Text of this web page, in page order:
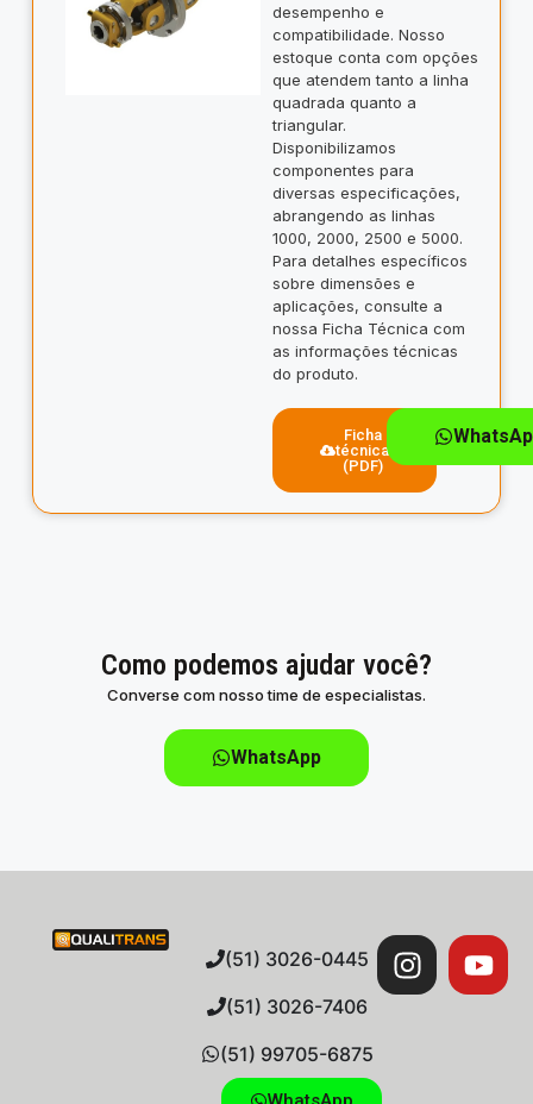
desempenho e
compatibilidade. Nosso
estoque conta com opções
que atendem tanto a linha
quadrada quanto a
triangular.
Disponibilizamos
componentes para
diversas especificações,
abrangendo as linhas
1000, 2000, 2500 e 5000.
Para detalhes específicos
sobre dimensões e
aplicações, consulte a
nossa Ficha Técnica com
as informações técnicas
do produto.
Ficha
técnica
(PDF)
Como podemos ajudar você?
Converse com nosso time de especialistas.
WhatsApp
(51) 3026-0445
(51) 3026-7406
(51) 99705-6875